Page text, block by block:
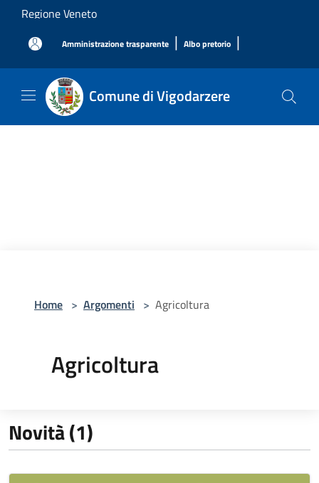
Salta al contenuto principale
Regione Veneto
Amministrazione trasparente | Albo pretorio |
Comune di Vigodarzere
Home > Argomenti > Agricoltura
Agricoltura
Novità (1)